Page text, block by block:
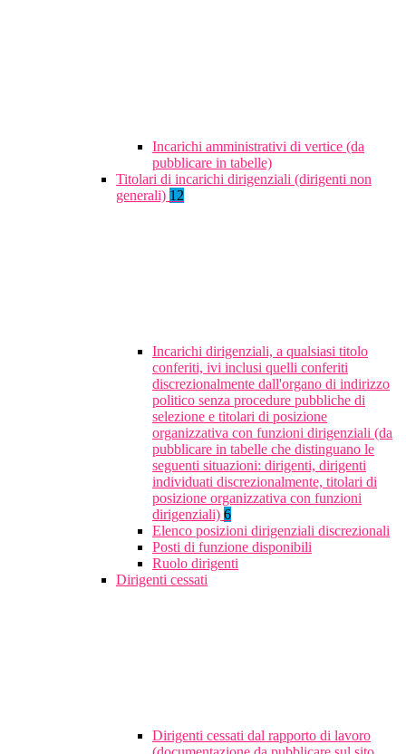
Incarichi amministrativi di vertice (da
pubblicare in tabelle)
Titolari di incarichi dirigenziali (dirigenti non
generali) 12
Incarichi dirigenziali, a qualsiasi titolo
conferiti, ivi inclusi quelli conferiti
discrezionalmente dall'organo di indirizzo
politico senza procedure pubbliche di
selezione e titolari di posizione
organizzativa con funzioni dirigenziali (da
pubblicare in tabelle che distinguano le
seguenti situazioni: dirigenti, dirigenti
individuati discrezionalmente, titolari di
posizione organizzativa con funzioni
dirigenziali) 6
Elenco posizioni dirigenziali discrezionali
Posti di funzione disponibili
Ruolo dirigenti
Dirigenti cessati
Dirigenti cessati dal rapporto di lavoro